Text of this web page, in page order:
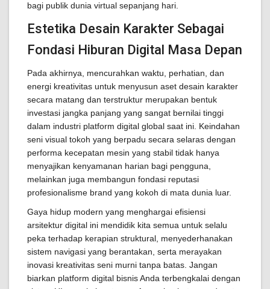
bagi publik dunia virtual sepanjang hari.
Estetika Desain Karakter Sebagai
Fondasi Hiburan Digital Masa Depan
Pada akhirnya, mencurahkan waktu, perhatian, dan
energi kreativitas untuk menyusun aset desain karakter
secara matang dan terstruktur merupakan bentuk
investasi jangka panjang yang sangat bernilai tinggi
dalam industri platform digital global saat ini. Keindahan
seni visual tokoh yang berpadu secara selaras dengan
performa kecepatan mesin yang stabil tidak hanya
menyajikan kenyamanan harian bagi pengguna,
melainkan juga membangun fondasi reputasi
profesionalisme brand yang kokoh di mata dunia luar.
Gaya hidup modern yang menghargai efisiensi
arsitektur digital ini mendidik kita semua untuk selalu
peka terhadap kerapian struktural, menyederhanakan
sistem navigasi yang berantakan, serta merayakan
inovasi kreativitas seni murni tanpa batas. Jangan
biarkan platform digital bisnis Anda terbengkalai dengan